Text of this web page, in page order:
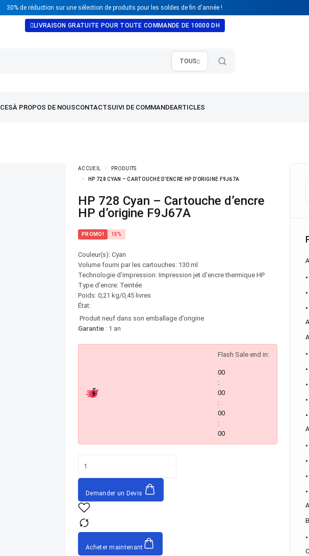
30% de réduction sur une sélection de produits pour les soldes de fin d'année !
LIVRAISON GRATUITE POUR TOUTE COMMANDE DE 10000 DH
TOUS
ACCUEIL
PRODUITS
HP 728 CYAN – CARTOUCHE D’ENCRE HP D’ORIGINE F9J67A
HP 728 Cyan – Cartouche d’encre
HP d’origine F9J67A
PROMO! 15%
Couleur(s): Cyan
Volume fourni par les cartouches: 130 ml
Technologie d’impression: Impression jet d’encre thermique HP
Type d’encre: Teintée
Poids: 0,21 kg/0,45 livres
État:
Produit neuf dans son emballage d’origine
Garantie : 1 an
Flash Sale end in:
00
:
00
:
00
:
00
Demander un Devis
Acheter maintenant